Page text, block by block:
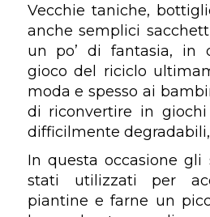
Vecchie taniche,
anche semplici
un po’ di fantasia, in
gioco del riciclo
moda e spesso ai
di riconvertire in
difficilmente
In questa occasione gli
stati utilizzati per
piantine e farne un